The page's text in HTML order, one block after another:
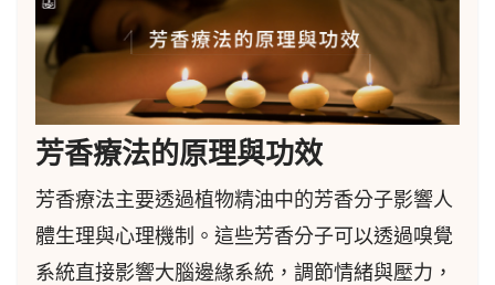
芳香療法的原理與功效
芳香療法主要透過植物精油中的芳香分子影響人
體生理與心理機制。這些芳香分子可以透過嗅覺
系統直接影響大腦邊緣系統，調節情緒與壓力，